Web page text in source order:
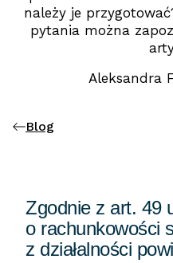
należy je
pytania można
Aleksandra
Blog
Zgodnie z art. 49
o rachunkowości
z działalności